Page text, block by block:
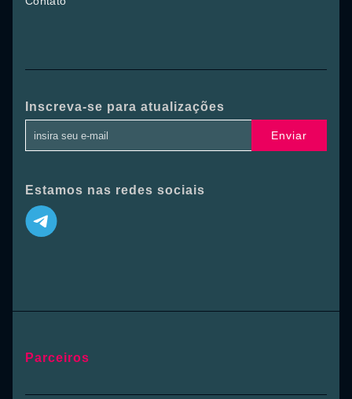
Inscreva-se para atualizações
Enviar
Estamos nas redes sociais
Parceiros